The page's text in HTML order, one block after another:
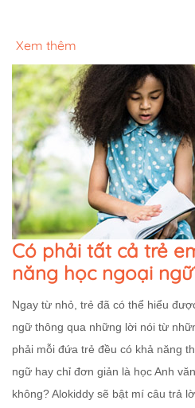
Xem thêm
Có phải tất cả trẻ
năng học ngoại
Ngay từ nhỏ, trẻ đã có thể hiểu
ngữ thông qua những lời nói từ
phải mỗi đứa trẻ đều có khả năng
ngữ hay chỉ đơn giản là học Anh
không? Alokiddy sẽ bật mí câu trả